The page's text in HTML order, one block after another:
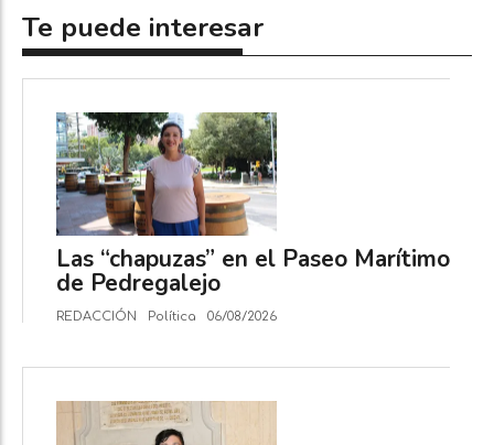
Te puede interesar
Las “chapuzas” en el Paseo Marítimo
de Pedregalejo
REDACCIÓN Política 06/08/2026